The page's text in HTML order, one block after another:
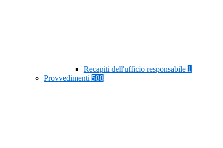
Recapiti dell'ufficio responsabile 1
Provvedimenti 588